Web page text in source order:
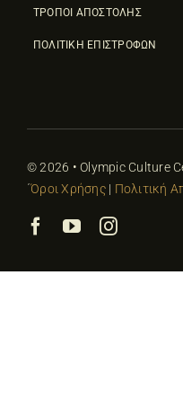
ΤΡΟΠΟΙ ΑΠΟΣΤΟΛΗΣ
ΠΟΛΙΤΙΚΗ ΕΠΙΣΤΡΟΦΩΝ
© 2026 • Olympic Culture
΄Όροι Χρήσης| Πολιτική